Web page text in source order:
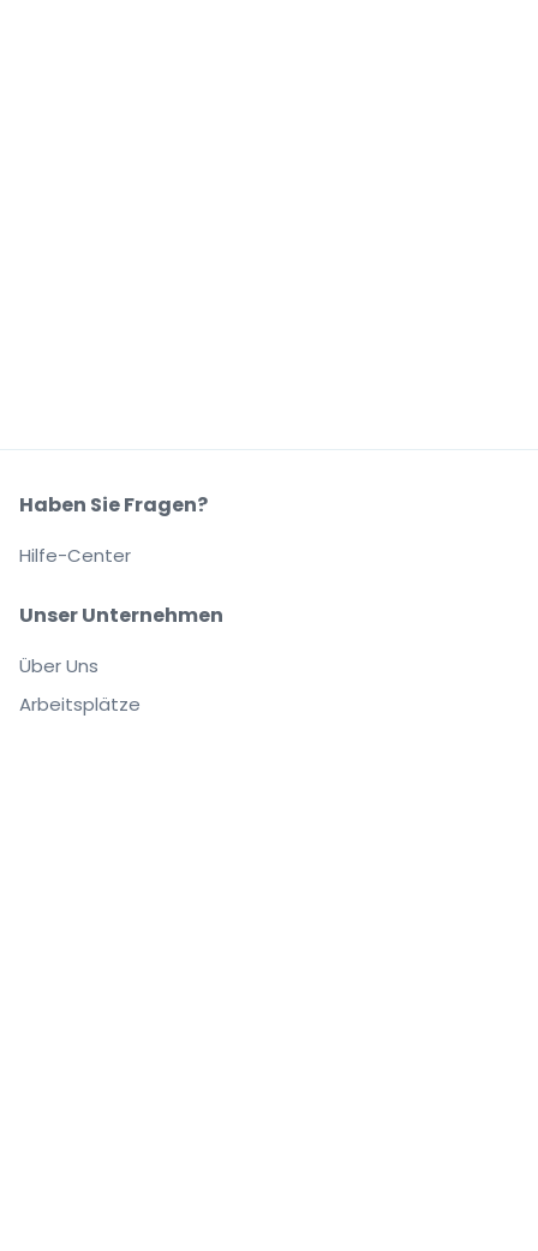
Unser Unternehmen
Über Uns
Arbeitsplätze
Haben Sie Fragen?
Hilfe-Center